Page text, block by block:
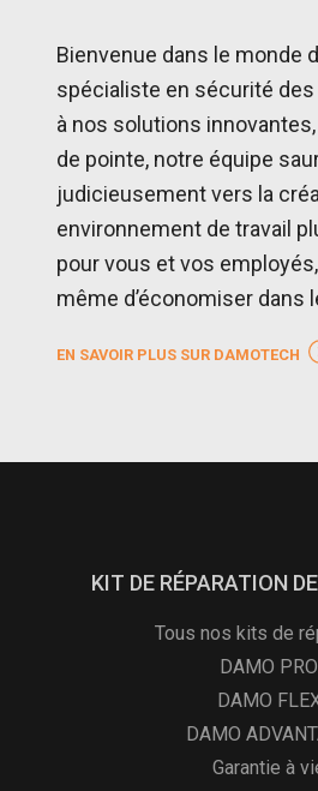
Bienvenue dans le monde
spécialiste en sécurité
à nos solutions
de pointe, notre équipe
judicieusement vers la
environnement de travail
pour vous et vos
même d’économiser dans
EN SAVOIR PLUS SUR DAMOTECH
KIT DE RÉPARATION
Tous nos kits de
DAMO PRO
DAMO
DAMO
Garantie à